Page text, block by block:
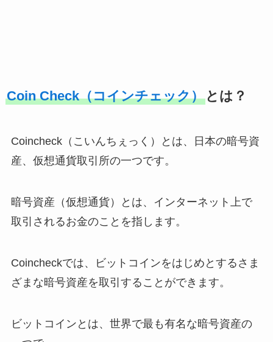
Coin Check（コインチェック）とは？
Coincheck（こいんちぇっく）とは、日本の暗号資
産、仮想通貨取引所の一つです。
暗号資産（仮想通貨）とは、インターネット上で
取引されるお金のことを指します。
Coincheckでは、ビットコインをはじめとするさま
ざまな暗号資産を取引することができます。
ビットコインとは、世界で最も有名な暗号資産の